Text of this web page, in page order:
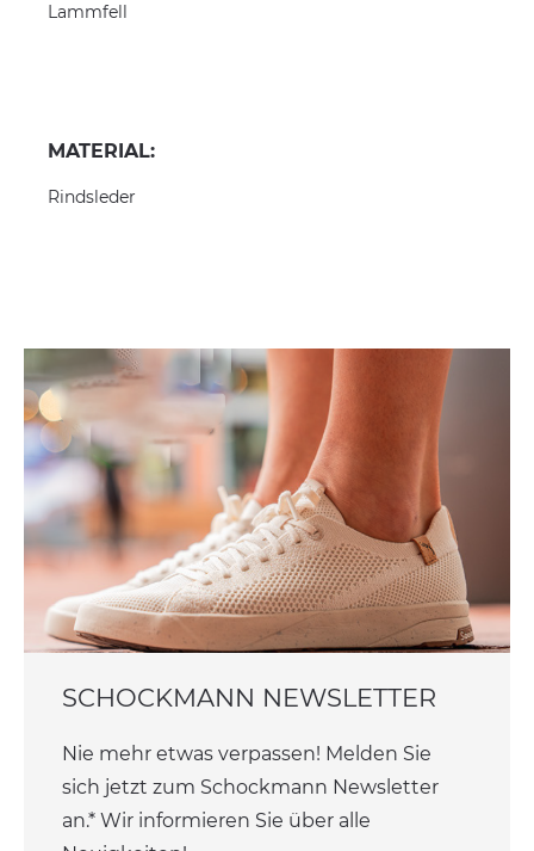
Lammfell
MATERIAL:
Rindsleder
SCHOCKMANN NEWSLETTER
Nie mehr etwas verpassen! Melden Sie
sich jetzt zum Schockmann Newsletter
an.* Wir informieren Sie über alle